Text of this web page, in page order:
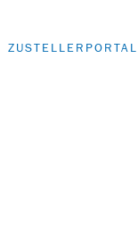
ZUSTELLERPORTAL